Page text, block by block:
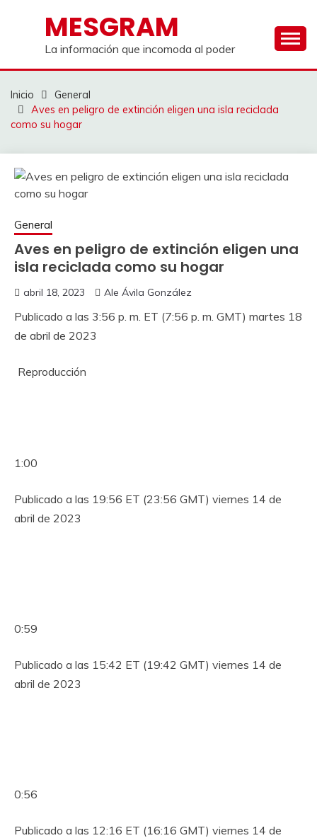
contenidoMESGRAM
La información que incomoda al poder
Inicio
General
Aves en peligro de extinción eligen una isla reciclada
como su hogar
General
Aves en peligro de extinción eligen una
isla reciclada como su hogar
abril 18, 2023 Ale Ávila González
Publicado a las 3:56 p. m. ET (7:56 p. m. GMT) martes 18
de abril de 2023
Reproducción
1:00
Publicado a las 19:56 ET (23:56 GMT) viernes 14 de
abril de 2023
0:59
Publicado a las 15:42 ET (19:42 GMT) viernes 14 de
abril de 2023
0:56
Publicado a las 12:16 ET (16:16 GMT) viernes 14 de